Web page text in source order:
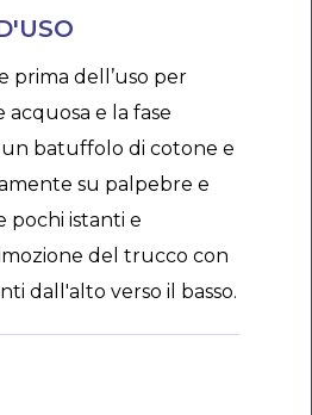
prima dell’uso per
acquosa e la fase
un batuffolo di cotone e
su palpebre e
pochi istanti e
del trucco con
dall'alto verso il basso.